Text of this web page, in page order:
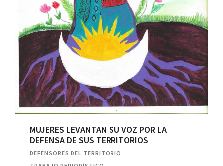
MUJERES LEVANTAN SU VOZ POR LA
DEFENSA DE SUS TERRITORIOS
DEFENSORES DEL TERRITORIO